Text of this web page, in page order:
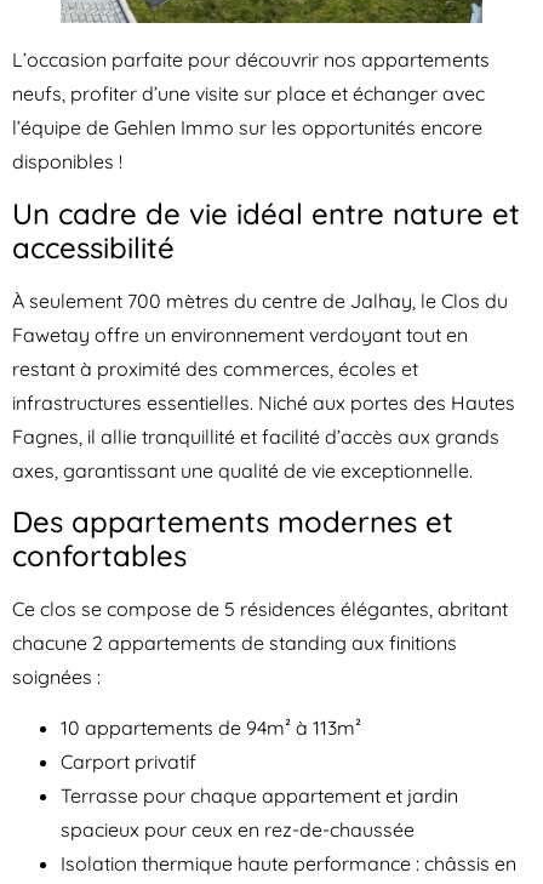
L’occasion parfaite pour découvrir nos appartements
neufs, profiter d’une visite sur place et échanger avec
l’équipe de Gehlen Immo sur les opportunités encore
disponibles !
Un cadre de vie idéal entre nature et
accessibilité
À seulement 700 mètres du centre de Jalhay, le Clos du
Fawetay offre un environnement verdoyant tout en
restant à proximité des commerces, écoles et
infrastructures essentielles. Niché aux portes des Hautes
Fagnes, il allie tranquillité et facilité d’accès aux grands
axes, garantissant une qualité de vie exceptionnelle.
Des appartements modernes et
confortables
Ce clos se compose de 5 résidences élégantes, abritant
chacune 2 appartements de standing aux finitions
soignées :
10 appartements de 94m² à 113m²
Carport privatif
Terrasse pour chaque appartement et jardin
spacieux pour ceux en rez-de-chaussée
Isolation thermique haute performance : châssis en